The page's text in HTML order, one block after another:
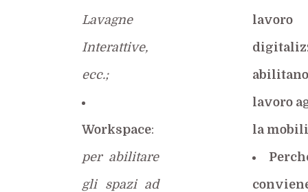
Lavagne
Interattive,
ecc.;
Workspace:
per abilitare
gli spazi ad
lavoro
lavoro
la